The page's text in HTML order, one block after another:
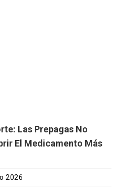
Las Prepagas No
El Medicamento Más
2026